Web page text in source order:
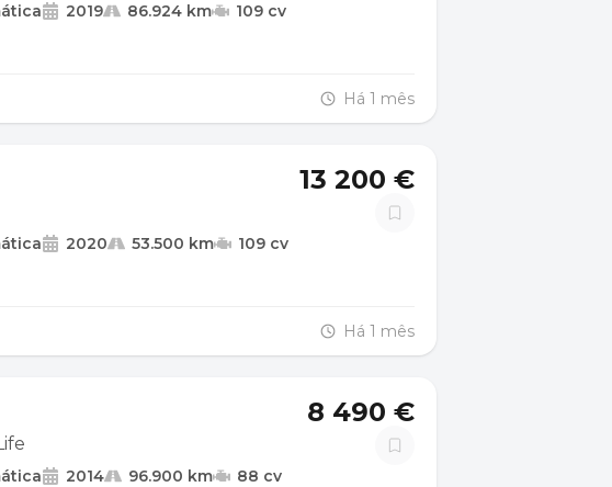
2019 86.924 km 109 cv
Há 1 mês
13 200 €
2020 53.500 km 109 cv
Há 1 mês
8 490 €
2014 96.900 km 88 cv